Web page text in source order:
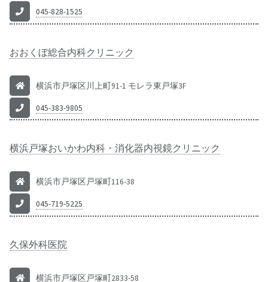
045-828-1525
おおくぼ総合内科クリニック
横浜市戸塚区川上町91-1 モレラ東戸塚3F
045-383-9805
横浜戸塚おいかわ内科・消化器内視鏡クリニック
横浜市戸塚区戸塚町116-38
045-719-5225
久保外科医院
横浜市戸塚区戸塚町2833-58